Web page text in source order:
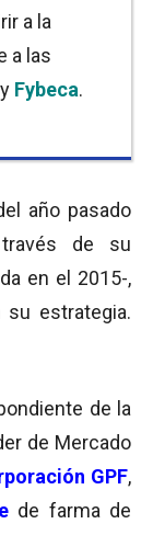
a la
a las
y Fybeca.
año pasado
de su
en el 2015-,
estrategia.
de la
de Mercado
GPF,
de farma de